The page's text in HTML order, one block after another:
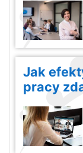
Jak
pracy